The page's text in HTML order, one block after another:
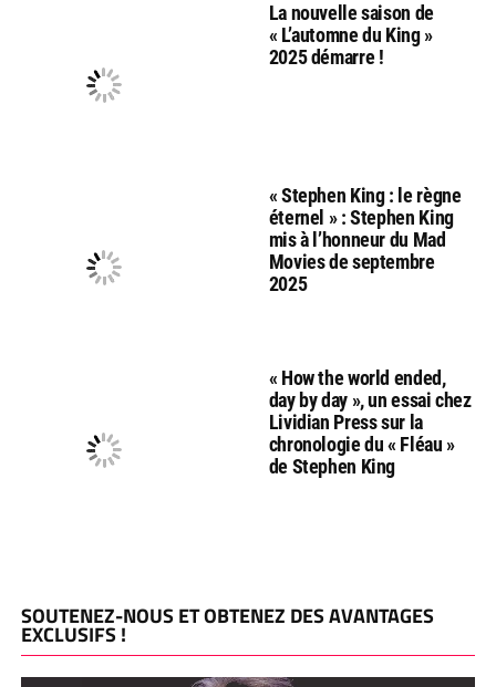
La nouvelle saison de
« L’automne du King »
2025 démarre !
« Stephen King : le règne
éternel » : Stephen King
mis à l’honneur du Mad
Movies de septembre
2025
« How the world ended,
day by day », un essai chez
Lividian Press sur la
chronologie du « Fléau »
de Stephen King
SOUTENEZ-NOUS ET OBTENEZ DES AVANTAGES
EXCLUSIFS !